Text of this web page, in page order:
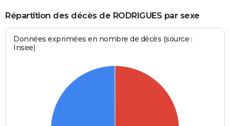
Répartition des décès de RODRIGUES par sexe
Données exprimées en nombre de décès (source :
Insee)